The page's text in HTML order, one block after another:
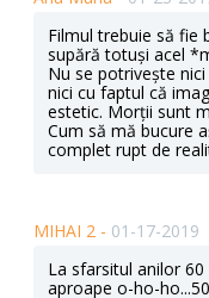
Filmul trebuie să fie
supără totuși acel
Nu se potrivește
nici cu faptul că
estetic. Morții sunt
Cum să mă bucure
complet rupt de
MIHAI 2 - 01-17-2019
La sfarsitul anilor 60
aproape o-ho-